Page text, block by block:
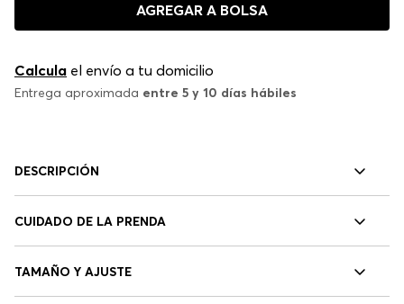
AGREGAR A BOLSA
Calcula el envío a tu domicilio
Entrega aproximada entre 5 y 10 días hábiles
DESCRIPCIÓN
CUIDADO DE LA PRENDA
TAMAÑO Y AJUSTE